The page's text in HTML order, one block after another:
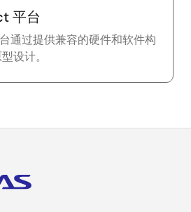
平台
通过提供兼容的硬件和软件构
设计。